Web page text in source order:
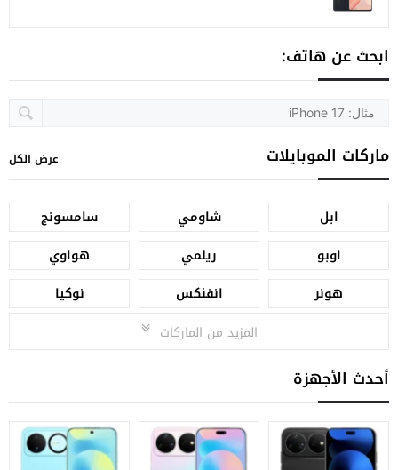
ابحث عن هاتف:
ماركات الموبايلات عرض الكل
ابل شاومي
سامسونج
اوبو
ريلمي
هواوي
هونر
انفنكس
نوكيا
المزيد من الماركات
أحدث الأجهزة